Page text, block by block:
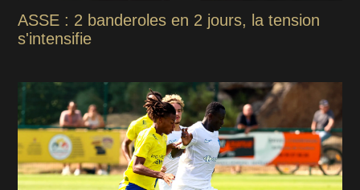
ASSE : 2 banderoles en 2 jours, la tension
s'intensifie